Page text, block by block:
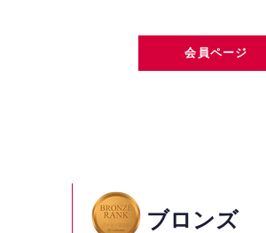
会員ページ
ブロンズ